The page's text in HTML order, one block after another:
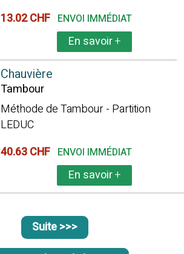
13.02 CHF ENVOI IMMÉDIAT
En savoir+
Chauvière
Tambour
Méthode de Tambour - Partition
LEDUC
40.63 CHF ENVOI IMMÉDIAT
En savoir+
Suite >>>